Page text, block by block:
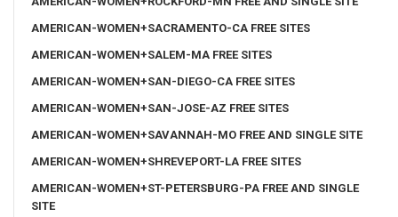
AMERICAN-WOMEN+SACRAMENTO-CA FREE SITES
AMERICAN-WOMEN+SALEM-MA FREE SITES
AMERICAN-WOMEN+SAN-DIEGO-CA FREE SITES
AMERICAN-WOMEN+SAN-JOSE-AZ FREE SITES
AMERICAN-WOMEN+SAVANNAH-MO FREE AND SINGLE SITE
AMERICAN-WOMEN+SHREVEPORT-LA FREE SITES
AMERICAN-WOMEN+ST-PETERSBURG-PA FREE AND SINGLE
SITE